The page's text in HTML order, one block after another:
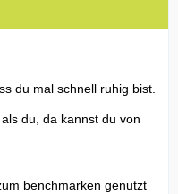
du mal schnell ruhig bist.
du, da kannst du von
benchmarken genutzt